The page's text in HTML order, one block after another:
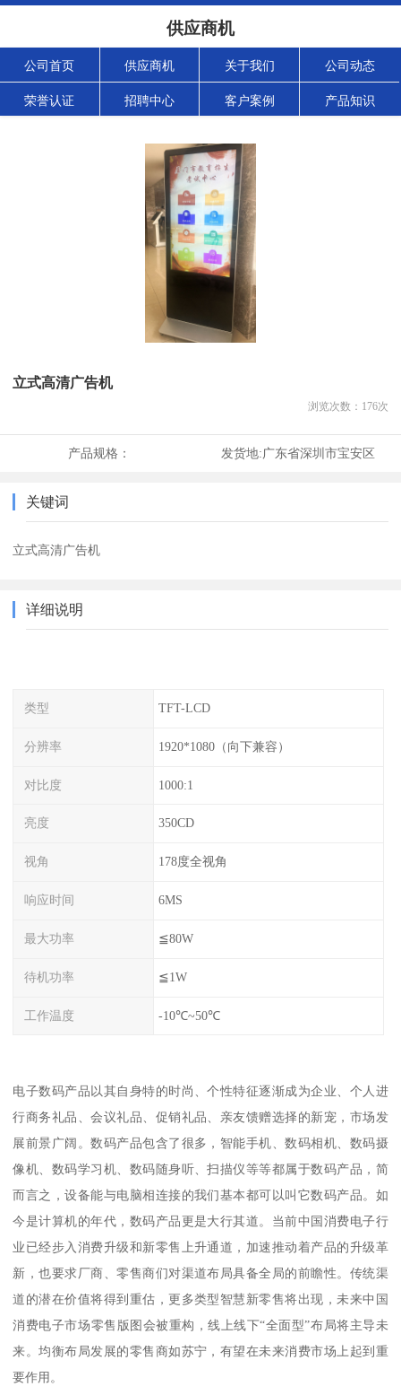
供应商机
公司首页 供应商机 关于我们 公司动态
荣誉认证 招聘中心 客户案例 产品知识
立式高清广告机
浏览次数： 176次
产品规格： 发货地:广东省深圳市宝安区
关键词
立式高清广告机
详细说明
类型 TFT-LCD
分辨率 1920*1080（向下兼容）
对比度 1000:1
亮度 350CD
视角 178度全视角
响应时间 6MS
最大功率 ≦80W
待机功率 ≦1W
工作温度 -10℃~50℃
电子数码产品以其自身特的时尚、个性特征逐渐成为企业、个人进
行商务礼品、会议礼品、促销礼品、亲友馈赠选择的新宠，市场发
展前景广阔。数码产品包含了很多，智能手机、数码相机、数码摄
像机、数码学习机、数码随身听、扫描仪等等都属于数码产品，简
而言之，设备能与电脑相连接的我们基本都可以叫它数码产品。如
今是计算机的年代，数码产品更是大行其道。当前中国消费电子行
业已经步入消费升级和新零售上升通道，加速推动着产品的升级革
新，也要求厂商、零售商们对渠道布局具备全局的前瞻性。传统渠
道的潜在价值将得到重估，更多类型智慧新零售将出现，未来中国
消费电子市场零售版图会被重构，线上线下“全面型”布局将主导未
来。均衡布局发展的零售商如苏宁，有望在未来消费市场上起到重
要作用。